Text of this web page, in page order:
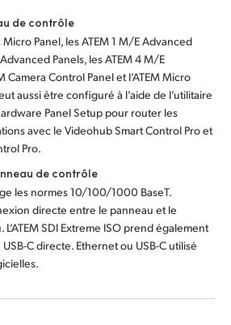
de contrôle
Micro Panel, les ATEM 1 M/E Advanced
Panels, les ATEM 4 M/E
Camera Control Panel et l’ATEM Micro
aussi être configuré à l’aide de l’utilitaire
Panel Setup pour router les
avec le Videohub Smart Control Pro et
Pro.
de contrôle
les normes 10/100/1000 BaseT.
directe entre le panneau et le
SDI Extreme ISO prend également
C directe. Ethernet ou USB-C utilisé